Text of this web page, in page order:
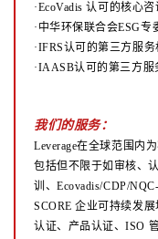
·EcoVadis 认可的核心
·中华环保联合会ESG专
·IFRS认可的第三方服务
·IAASB认可的第三方服
我们的服务：
Leverage在全球范围内
包括但不限于如审核、
训、Ecovadis/CDP/
SCORE 企业可持续发
认证、产品认证、ISO